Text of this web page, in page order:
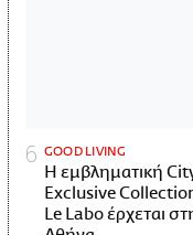
GOOD LIVING
Η εμβληματική
Exclusive
Le Labo έρχεται